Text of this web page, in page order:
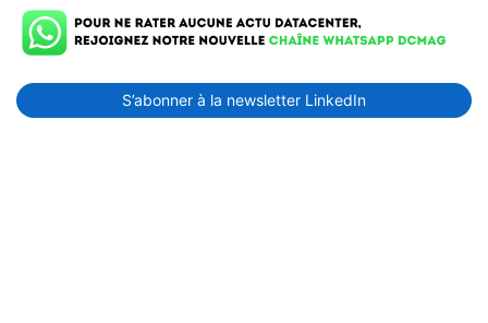
S’abonner à la newsletter LinkedIn